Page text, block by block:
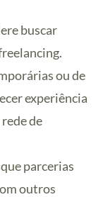
buscar
ou de
experiência
de
parcerias
outros